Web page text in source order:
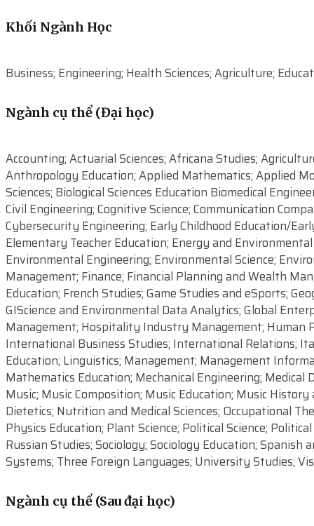
Khối Ngành Học
Business; Engineering; Health Sciences; Agriculture;
Ngành cụ thể (Đại học)
Accounting; Actuarial Sciences; Africana Studies;
Anthropology Education; Applied Mathematics; Applied
Sciences; Biological Sciences Education Biomedical
Civil Engineering; Cognitive Science; Communication
Cybersecurity Engineering; Early Childhood Education/
Elementary Teacher Education; Energy and
Environmental Engineering; Environmental Science;
Management; Finance; Financial Planning and Wealth
Education; French Studies; Game Studies and eSports;
GIScience and Environmental Data Analytics; Global
Management; Hospitality Industry Management; Human
International Business Studies; International Relations;
Education; Linguistics; Management; Management
Mathematics Education; Mechanical Engineering;
Music; Music Composition; Music Education; Music
Dietetics; Nutrition and Medical Sciences; Occupational
Physics Education; Plant Science; Political Science;
Russian Studies; Sociology; Sociology Education;
Systems; Three Foreign Languages; University Studies;
Ngành cụ thể (Sau đại học)